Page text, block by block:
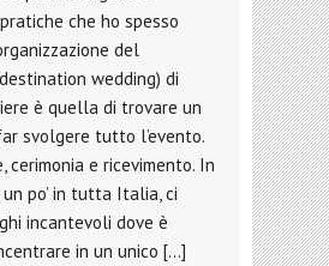
che ho spesso
del
wedding) di
è quella di trovare un
svolgere tutto l’evento.
cerimonia e ricevimento. In
un po’ in tutta Italia, ci
incantevoli dove è
in un unico […]